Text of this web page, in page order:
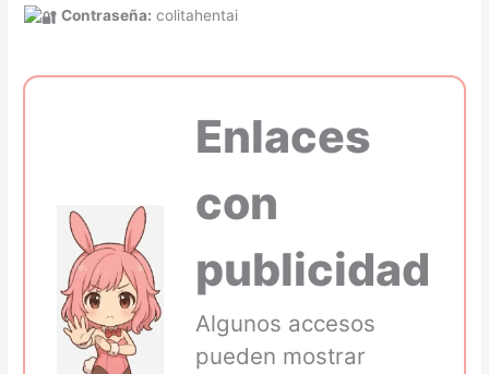
Contraseña: colitahentai
Enlaces
con
publicidad
Algunos accesos
pueden mostrar